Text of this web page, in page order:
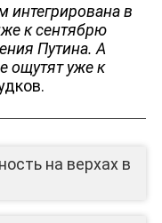
интегрирована в
к сентябрю
Путина. А
ощутят уже к
на верхах в